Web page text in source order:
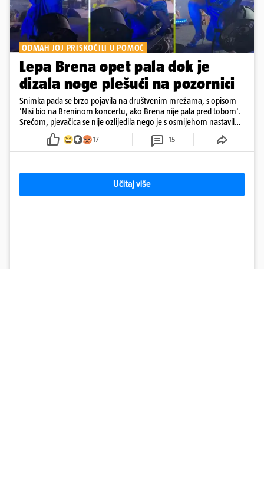
ODMAH JOJ PRISKOČILI U POMOĆ
Lepa Brena opet pala dok je
dizala noge plešući na pozornici
Snimka pada se brzo pojavila na društvenim mrežama, s opisom
'Nisi bio na Breninom koncertu, ako Brena nije pala pred tobom'.
Srećom, pjevačica se nije ozlijedila nego je s osmijehom nastavila
17 15
Učitaj više